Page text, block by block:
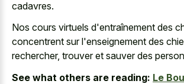
cadavres.
Nos cours virtuels d'entraînement des
concentrent sur l'enseignement des
rechercher, trouver et sauver des
See what others are reading: Le